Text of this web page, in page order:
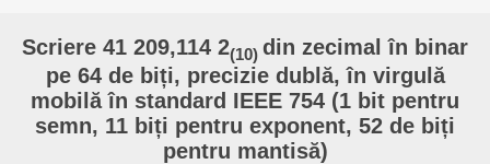
Scriere 41 209,114 2(10) din zecimal în binar
pe 64 de biți, precizie dublă, în virgulă
mobilă în standard IEEE 754 (1 bit pentru
semn, 11 biți pentru exponent, 52 de biți
pentru mantisă)